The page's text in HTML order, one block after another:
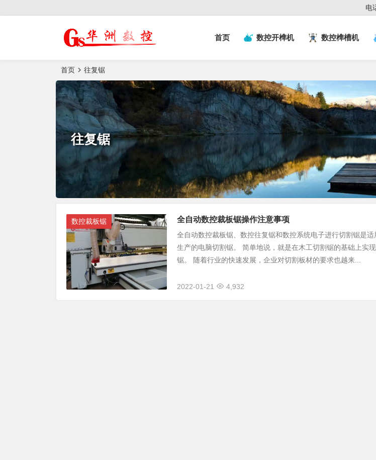
电
榫槽机|猫抓板生
产设备|非标 首页 数控开榫机 数控榫槽机
首页 往复锯
往复锯
数控裁板锯 全自动数控裁板锯操作注意事项
全自动数控裁板锯、数控往复锯和数控系统电子进行切割锯是
生产的电脑切割锯。 简单地说，就是在木工切割锯的基础上实
锯。 随着行业的快速发展，企业对切割板材的要求也越来...
2022-01-21 4,932